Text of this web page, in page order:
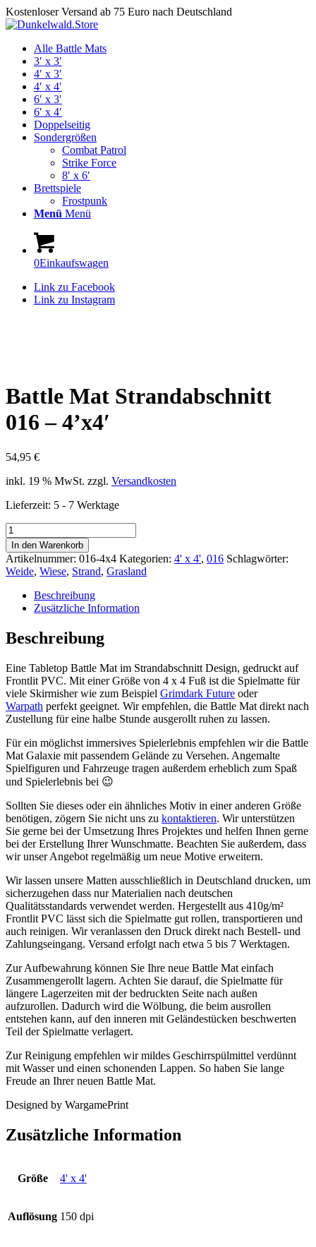
Kostenloser Versand ab 75 Euro nach Deutschland
Alle Battle Mats
3′ x 3′
4′ x 3′
4′ x 4′
6′ x 3′
6′ x 4′
Doppelseitig
Sondergrößen
Combat Patrol
Strike Force
8′ x 6′
Brettspiele
Frostpunk
Menü Menü
0Einkaufswagen
Link zu Facebook
Link zu Instagram
Battle Mat Strandabschnitt
016 – 4’x4′
54,95 €
inkl. 19 % MwSt. zzgl. Versandkosten
Lieferzeit: 5 - 7 Werktage
Battle
Mat
Strandabschnitt
016
-
4'x4'
Menge
In den Warenkorb
Artikelnummer: 016-4x4 Kategorien: 4' x 4', 016 Schlagwörter:
Weide, Wiese, Strand, Grasland
Beschreibung
Zusätzliche Information
Beschreibung
Eine Tabletop Battle Mat im Strandabschnitt Design, gedruckt auf
Frontlit PVC. Mit einer Größe von 4 x 4 Fuß ist die Spielmatte für
viele Skirmisher wie zum Beispiel Grimdark Future oder
Warpath perfekt geeignet. Wir empfehlen, die Battle Mat direkt nach
Zustellung für eine halbe Stunde ausgerollt ruhen zu lassen.
Für ein möglichst immersives Spielerlebnis empfehlen wir die Battle
Mat Galaxie mit passendem Gelände zu Versehen. Angemalte
Spielfiguren und Fahrzeuge tragen außerdem erheblich zum Spaß
und Spielerlebnis bei 😉
Sollten Sie dieses oder ein ähnliches Motiv in einer anderen Größe
benötigen, zögern Sie nicht uns zu kontaktieren. Wir unterstützen
Sie gerne bei der Umsetzung Ihres Projektes und helfen Ihnen gerne
bei der Erstellung Ihrer Wunschmatte. Beachten Sie außerdem, dass
wir unser Angebot regelmäßig um neue Motive erweitern.
Wir lassen unsere Matten ausschließlich in Deutschland drucken, um
sicherzugehen dass nur Materialien nach deutschen
Qualitätsstandards verwendet werden. Hergestellt aus 410g/m²
Frontlit PVC lässt sich die Spielmatte gut rollen, transportieren und
auch reinigen. Wir veranlassen den Druck direkt nach Bestell- und
Zahlungseingang. Versand erfolgt nach etwa 5 bis 7 Werktagen.
Zur Aufbewahrung können Sie Ihre neue Battle Mat einfach
Zusammengerollt lagern. Achten Sie darauf, die Spielmatte für
längere Lagerzeiten mit der bedruckten Seite nach außen
aufzurollen. Dadurch wird die Wölbung, die beim ausrollen
entstehen kann, auf den inneren mit Geländestücken beschwerten
Teil der Spielmatte verlagert.
Zur Reinigung empfehlen wir mildes Geschirrspülmittel verdünnt
mit Wasser und einen schonenden Lappen. So haben Sie lange
Freude an Ihrer neuen Battle Mat.
Designed by WargamePrint
Zusätzliche Information
Größe 4' x 4'
Auflösung 150 dpi